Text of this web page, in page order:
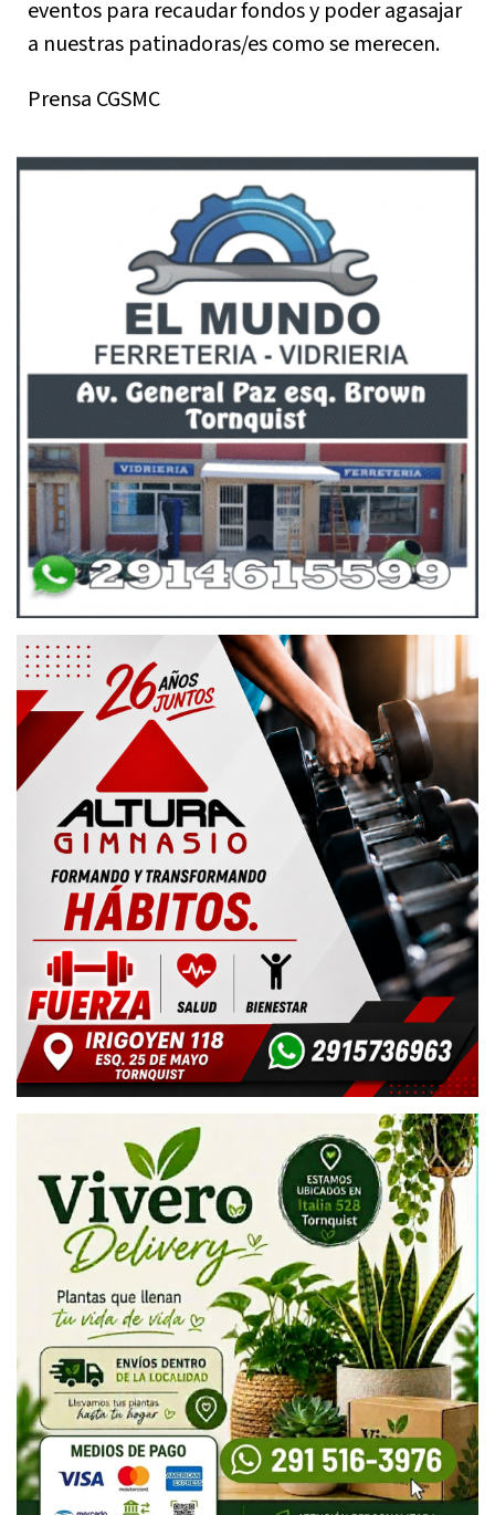
eventos para recaudar fondos y poder agasajar
a nuestras patinadoras/es como se merecen.
Prensa CGSMC